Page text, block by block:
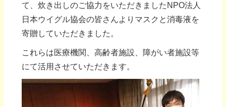
て、炊き出しのご協力をいただきましたNPO法人
日本ウイグル協会の皆さんよりマスクと消毒液を
寄贈していただきました。
これらは医療機関、高齢者施設、障がい者施設等
にて活用させていただきます。